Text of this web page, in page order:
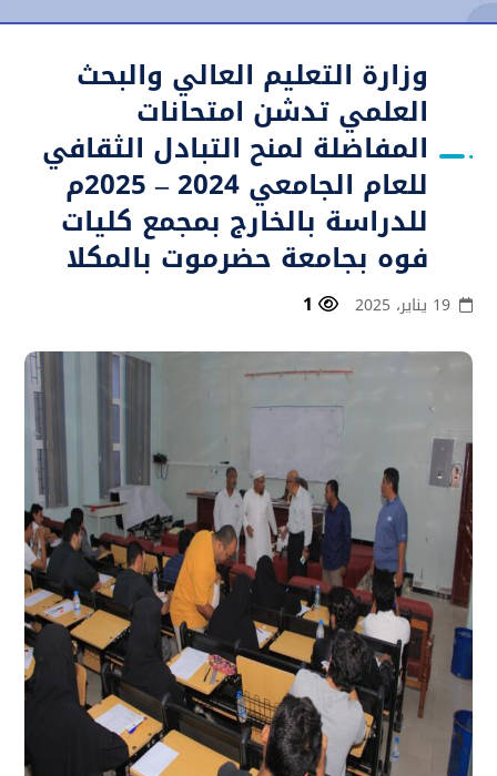
وزارة التعليم العالي والبحث
العلمي تدشن امتحانات
المفاضلة لمنح التبادل الثقافي
للعام الجامعي 2024 – 2025م
للدراسة بالخارج بمجمع كليات
فوه بجامعة حضرموت بالمكلا
19 يناير، 2025